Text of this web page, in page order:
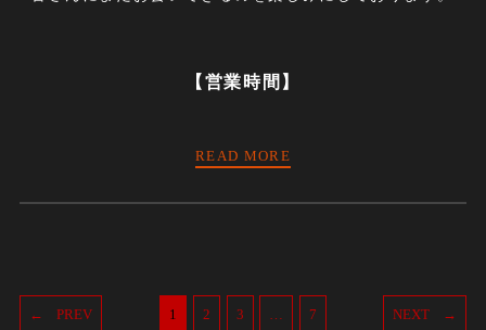
【営業時間】
READ MORE
PREV 1 2 3 … 7 NEXT